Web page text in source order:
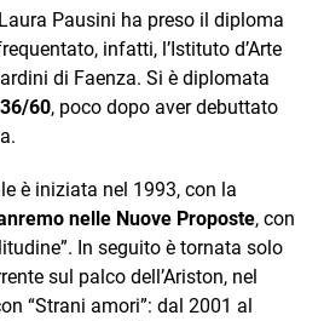
Pausini ha preso il diploma
infatti, l’Istituto d’Arte
di Faenza. Si è diplomata
60, poco dopo aver debuttato
è iniziata nel 1993, con la
nelle Nuove Proposte, con
In seguito è tornata solo
sul palco dell’Ariston, nel
“Strani amori”: dal 2001 al